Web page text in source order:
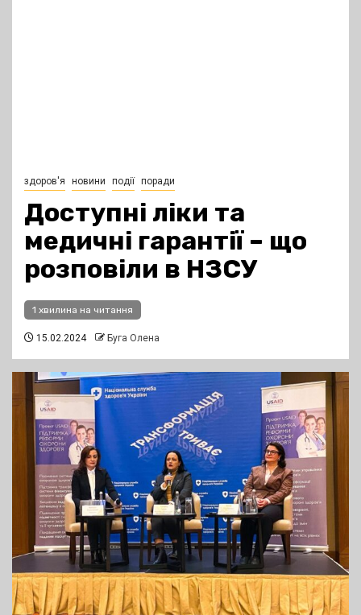
здоров'я новини події поради
Доступні ліки та
медичні гарантії – що
розповіли в НЗСУ
1 хвилина на читання
15.02.2024 Буга Олена